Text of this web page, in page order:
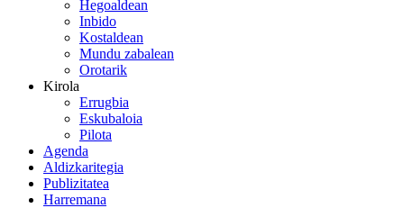
Hegoaldean
Inbido
Kostaldean
Mundu zabalean
Orotarik
Kirola
Errugbia
Eskubaloia
Pilota
Agenda
Aldizkaritegia
Publizitatea
Harremana